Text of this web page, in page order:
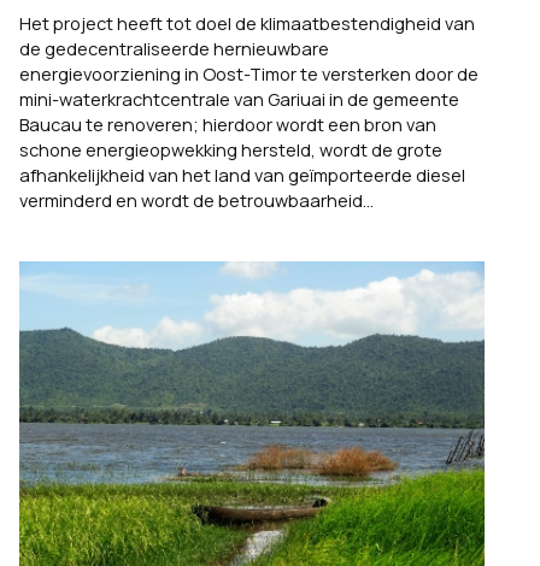
Het project heeft tot doel de klimaatbestendigheid van
de gedecentraliseerde hernieuwbare
energievoorziening in Oost-Timor te versterken door de
mini-waterkrachtcentrale van Gariuai in de gemeente
Baucau te renoveren; hierdoor wordt een bron van
schone energieopwekking hersteld, wordt de grote
afhankelijkheid van het land van geïmporteerde diesel
verminderd en wordt de betrouwbaarheid...